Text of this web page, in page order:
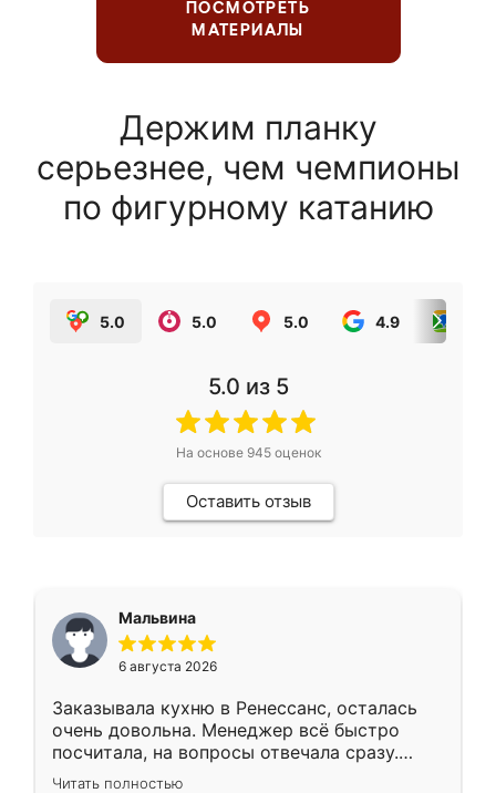
ПОСМОТРЕТЬ
МАТЕРИАЛЫ
Держим планку
серьезнее, чем чемпионы
по фигурному катанию
5.0 5.0 5.0 4.9
5.0 из 5
На основе 945оценок
Оставить отзыв
Мальвина
6 августа 2026
Заказывала кухню в Ренессанс, осталась
очень довольна. Менеджер всё быстро
посчитала, на вопросы отвечала сразу.
Замерщик приехал в субботу, подошёл к
Читать полностью